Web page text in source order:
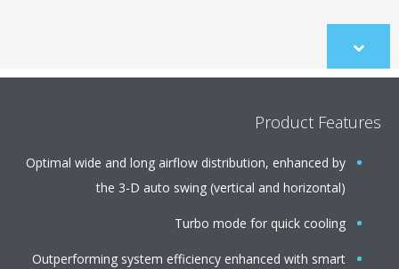
to
Product
Optimal wide and long airflow distribution, enhanced by
the 3-D auto swing (vertical and horizontal)
Turbo mode for quick cooling
Outperforming system efficiency enhanced with smart